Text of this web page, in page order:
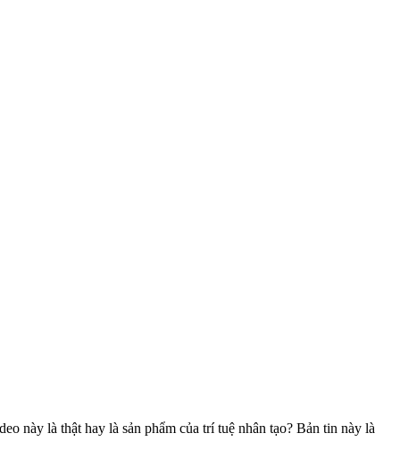
là thật hay là sản phẩm của trí tuệ nhân tạo? Bản tin này là